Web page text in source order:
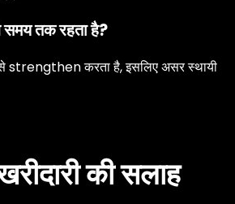
तक रहता है?
strengthen करता है, इसलिए असर स्थायी
की सलाह